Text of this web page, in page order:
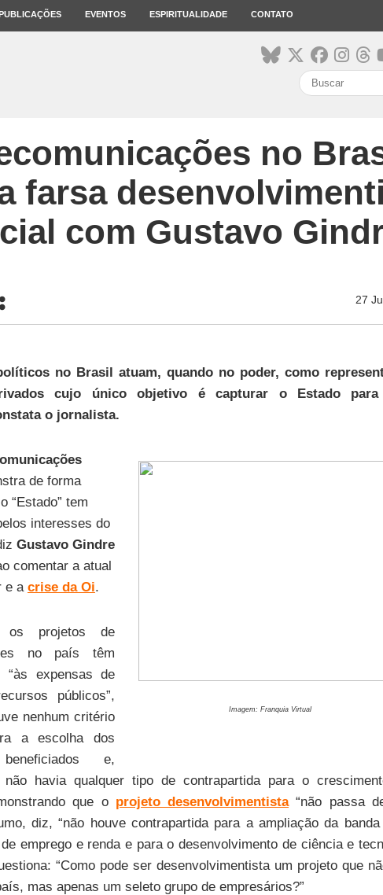
EVENTOS ESPIRITUALIDADE CONTATO
no
farsa
com Gustavo
27
no Brasil atuam, quando no poder, como
cujo único objetivo é capturar o Estado para
o jornalista.
Imagem: Franquia Virtual
de forma
“Estado” tem
interesses do
Gustavo Gindre
comentar a atual
e a crise da Oi.
os projetos de
no país têm
“às expensas de
públicos”,
nenhum critério
a escolha dos
e,
não havia qualquer tipo de contrapartida para o
que o projeto desenvolvimentista“não passa
diz, “não houve contrapartida para a ampliação da banda
emprego e renda e para o desenvolvimento de ciência e
“Como pode ser desenvolvimentista um projeto que
mas apenas um seleto grupo de empresários?”